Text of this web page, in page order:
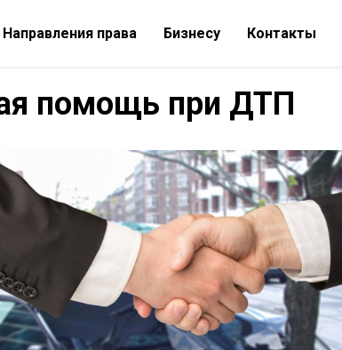
Направления права Бизнесу Контакты
помощь при ДТП